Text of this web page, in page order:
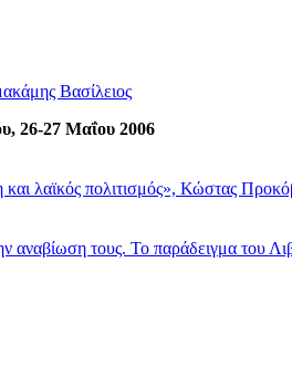
Βασίλειος
26-27 Μαΐου 2006
λαϊκός πολιτισμός», Κώστας
αναβίωση τους. Το παράδειγμα του